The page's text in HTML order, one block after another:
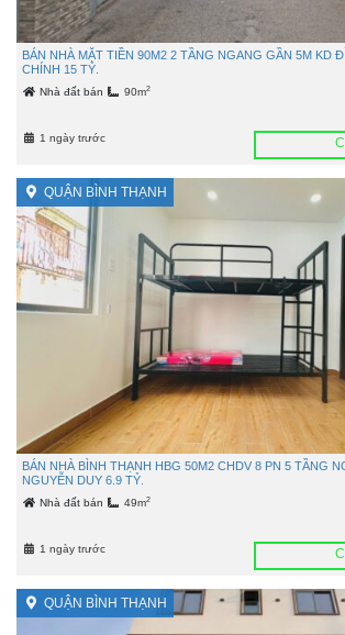
BÁN NHÀ MẶT TIỀN 90M2 2 TẦNG NGANG GẦN 5M KD
CHÍNH 15 TỶ.
Nhà đất bán 90m2
1 ngày trước
QUẬN BÌNH THẠNH
BÁN NHÀ BÌNH THẠNH HBG 50M2 CHDV 8 PN 5 TẦNG
NGUYỄN DUY 6.9 TỶ.
Nhà đất bán 49m2
1 ngày trước
QUẬN BÌNH THẠNH